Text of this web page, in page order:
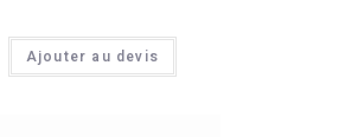
Ajouter au devis